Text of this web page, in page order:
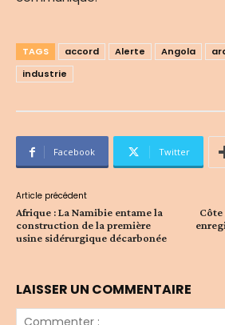
TAGS accord Alerte Angola
industrie
Facebook Twitter
Article précédent
Afrique : La Namibie entame la
construction de la première
usine sidérurgique décarbonée
LAISSER UN COMMENTAIRE